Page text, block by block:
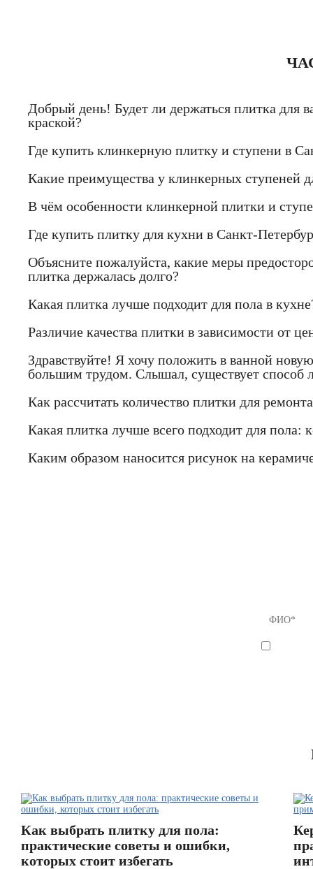
Добрый день! Будет ли держаться плитка для
краской?
Где купить клинкерную плитку и ступени в
Какие преимущества у клинкерных ступеней
В чём особенности клинкерной плитки и
Где купить плитку для кухни в Санкт-
Объясните пожалуйста, какие меры
плитка держалась долго?
Какая плитка лучше подходит для пола в
Различие качества плитки в зависимости от
Здравствуйте! Я хочу положить в ванной
большим трудом. Слышал, существует способ
Как рассчитать количество плитки для
Какая плитка лучше всего подходит для пола:
Каким образом наносится рисунок на
Как выбрать плитку для пола:
практические советы и ошибки,
которых стоит избегать